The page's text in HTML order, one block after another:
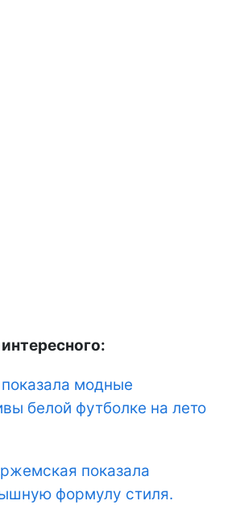
модные
белой футболке на лето
показала
формулу стиля.